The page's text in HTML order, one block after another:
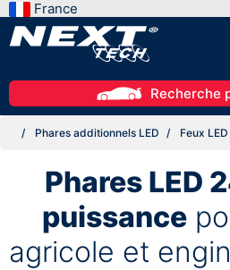
France
Recherche
Phares additionnels LED Feux
Phares LED
puissance
agricole et